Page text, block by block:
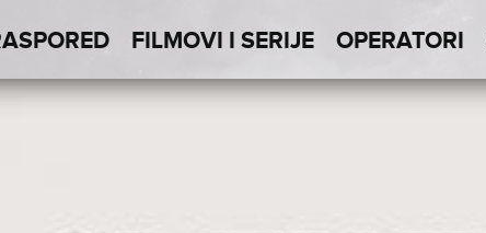
FILMOVI I SERIJE OPERATORI